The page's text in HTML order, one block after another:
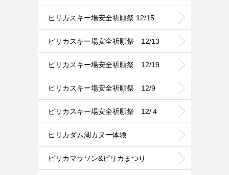
ピリカスキー場安全祈願祭 12/15
ピリカスキー場安全祈願祭 12/13
ピリカスキー場安全祈願祭 12/19
ピリカスキー場安全祈願祭 12/9
ピリカスキー場安全祈願祭 12/４
ピリカダム湖カヌー体験
ピリカマラソン&ピリカまつり